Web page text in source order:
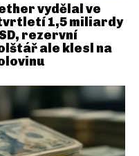
vydělal ve
1,5 miliardy
rezervní
ale klesl na